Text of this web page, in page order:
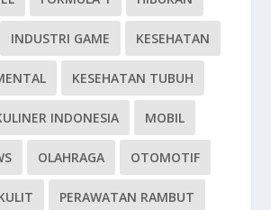
INDUSTRI GAME KESEHATAN
KESEHATAN TUBUH
INDONESIA MOBIL
OLAHRAGA OTOMOTIF
PERAWATAN RAMBUT